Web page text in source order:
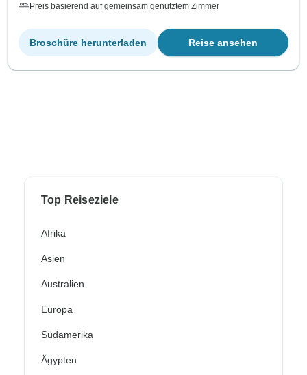
Preis basierend auf gemeinsam genutztem Zimmer
Reise ansehen
Broschüre herunterladen
Top Reiseziele
Afrika
Asien
Australien
Europa
Südamerika
Ägypten